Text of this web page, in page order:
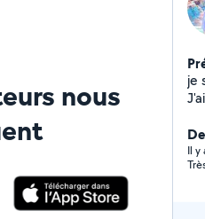
nous
je
Il y